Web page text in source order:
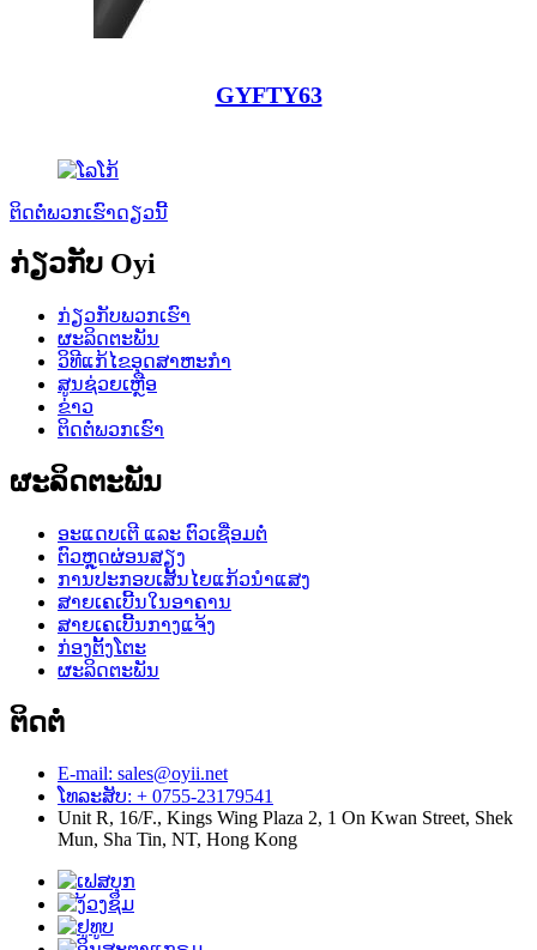
GYFTY63
ຕິດຕໍ່ພວກເຮົາດຽວນີ້
ກ່ຽວກັບ Oyi
ກ່ຽວກັບພວກເຮົາ
ຜະລິດຕະພັນ
ວິທີແກ້ໄຂອຸດສາຫະກໍາ
ສູນຊ່ວຍເຫຼືອ
ຂ່າວ
ຕິດຕໍ່ພວກເຮົາ
ຜະລິດຕະພັນ
ອະແດບເຕີ ແລະ ຕົວເຊື່ອມຕໍ່
ຕົວຫຼຸດຜ່ອນສຽງ
ການປະກອບເສັ້ນໄຍແກ້ວນຳແສງ
ສາຍເຄເບີ້ນໃນອາຄານ
ສາຍເຄເບີ້ນກາງແຈ້ງ
ກ່ອງຕັ້ງໂຕະ
ຜະລິດຕະພັນ
ຕິດຕໍ່
E-mail: sales@oyii.net
ໂທລະສັບ: + 0755-23179541
Unit R, 16/F., Kings Wing Plaza 2, 1 On Kwan Street, Shek
Mun, Sha Tin, NT, Hong Kong